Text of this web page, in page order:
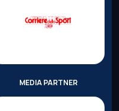
MEDIA PARTNER